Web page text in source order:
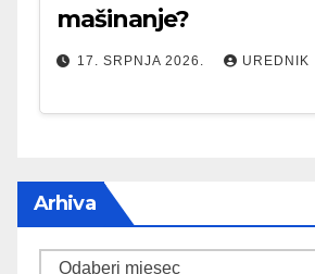
mašinanje?
17. SRPNJA 2026. UREDNIK
Arhiva
Arhiva